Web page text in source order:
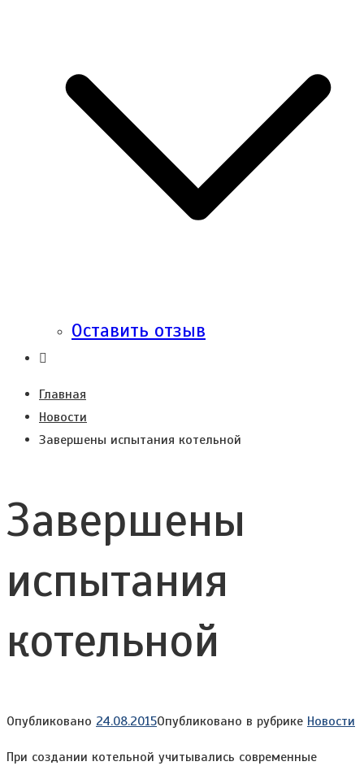
Оставить отзыв
Главная
Новости
Завершены испытания котельной
Завершены
испытания
котельной
Опубликовано 24.08.2015Опубликовано в рубрике Новости
При создании котельной учитывались современные